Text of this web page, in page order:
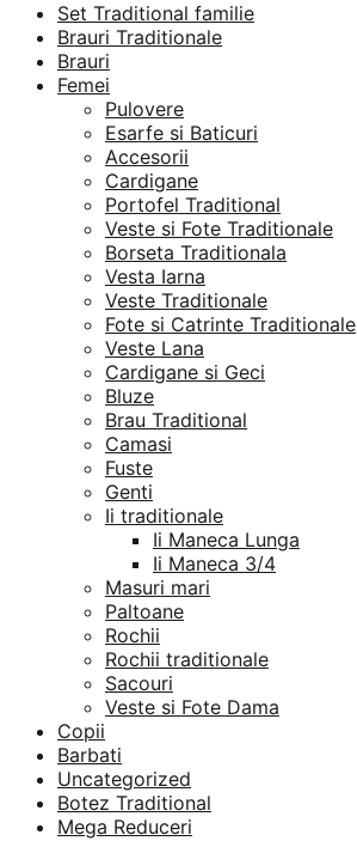
Set Traditional familie
Brauri Traditionale
Brauri
Femei
Pulovere
Esarfe si Baticuri
Accesorii
Cardigane
Portofel Traditional
Veste si Fote Traditionale
Borseta Traditionala
Vesta Iarna
Veste Traditionale
Fote si Catrinte Traditionale
Veste Lana
Cardigane si Geci
Bluze
Brau Traditional
Camasi
Fuste
Genti
Ii traditionale
Ii Maneca Lunga
Ii Maneca 3/4
Masuri mari
Paltoane
Rochii
Rochii traditionale
Sacouri
Veste si Fote Dama
Copii
Barbati
Uncategorized
Botez Traditional
Mega Reduceri